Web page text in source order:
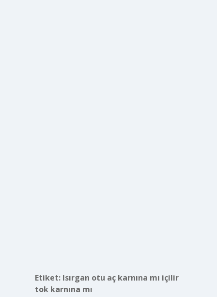
Etiket: Isırgan otu aç karnına mı içilir
tok karnına mı